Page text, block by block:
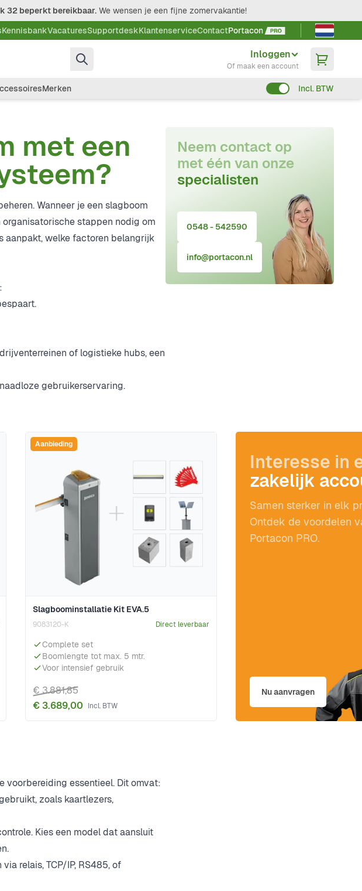
32 beperkt bereikbaar. We wensen je een fijne zomervakantie!
KennisbankVacaturesSupportdeskKlantenserviceContactPortacon
Taal kiezen
Inloggen
Of maak een account
Merken Incl. BTW
met een
Wanneer je een slagboom
stappen nodig om
aanpakt, welke factoren belangrijk
of logistieke hubs, een
gebruikerservaring.
Slagboominstallatie Kit EVA.5
9083120-K Direct leverbaar
Complete set
Boomlengte tot max. 5 mtr.
Voor intensief gebruik
€ 3.689,00
€ 3.881,85
Aanbieding
Interesse in
zakelijk
Samen sterker in elk
Ontdek de voordelen
Portacon PRO.
Nu aanvragen
voorbereiding essentieel. Dit omvat:
zoals kaartlezers,
Kies een model dat aansluit
relais, TCP/IP, RS485, of
Neem contact op
met één van onze
specialisten
0548 - 542590
info@portacon.nl